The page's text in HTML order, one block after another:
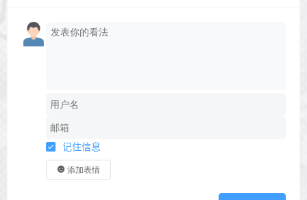
记住信息
添加表情